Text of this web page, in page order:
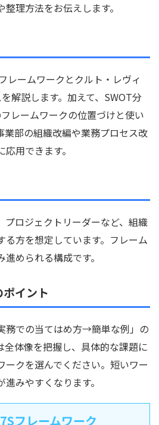
理方法をお伝えします。
レームワークとクルト・レヴィ
解説します。加えて、SWOT分
レームワークの位置づけと使い
業部の組織改編や業務プロセス改
用できます。
プロジェクトリーダーなど、組織
る方を想定しています。フレーム
められる構成です。
イント
務での当てはめ方→簡単な例」の
全体像を把握し、具体的な課題に
ークを選んでください。短いワー
みやすくなります。
フレームワーク